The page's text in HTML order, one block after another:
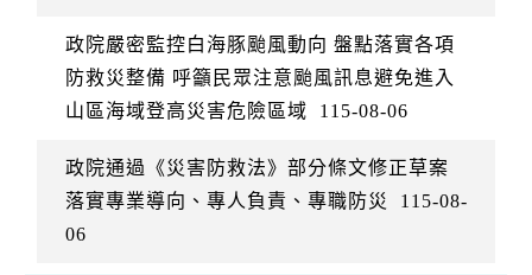
政院嚴密監控白海豚颱風動向 盤點落實各項
防救災整備 呼籲民眾注意颱風訊息避免進入
山區海域登高災害危險區域
115-08-06
政院通過《災害防救法》部分條文修正草案
落實專業導向、專人負責、專職防災
115-08-
06